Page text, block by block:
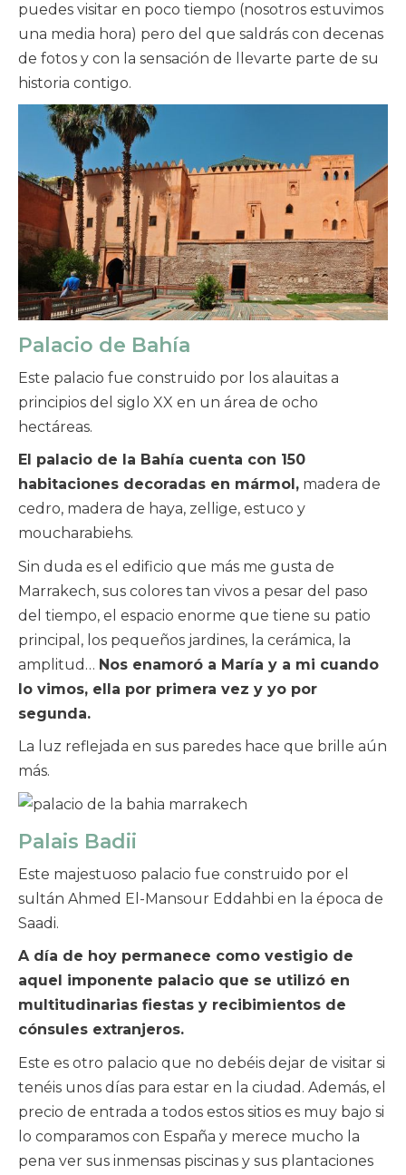
puedes visitar en poco tiempo (nosotros estuvimos
una media hora) pero del que saldrás con decenas
de fotos y con la sensación de llevarte parte de su
historia contigo.
Palacio de Bahía
Este palacio fue construido por los alauitas a
principios del siglo XX en un área de ocho
hectáreas.
El palacio de la Bahía cuenta con 150
habitaciones decoradas en mármol, madera de
cedro, madera de haya, zellige, estuco y
moucharabiehs.
Sin duda es el edificio que más me gusta de
Marrakech, sus colores tan vivos a pesar del paso
del tiempo, el espacio enorme que tiene su patio
principal, los pequeños jardines, la cerámica, la
amplitud… Nos enamoró a María y a mi cuando
lo vimos, ella por primera vez y yo por
segunda.
La luz reflejada en sus paredes hace que brille aún
más.
Palais Badii
Este majestuoso palacio fue construido por el
sultán Ahmed El-Mansour Eddahbi en la época de
Saadi.
A día de hoy permanece como vestigio de
aquel imponente palacio que se utilizó en
multitudinarias fiestas y recibimientos de
cónsules extranjeros.
Este es otro palacio que no debéis dejar de visitar si
tenéis unos días para estar en la ciudad. Además, el
precio de entrada a todos estos sitios es muy bajo si
lo comparamos con España y merece mucho la
pena ver sus inmensas piscinas y sus plantaciones